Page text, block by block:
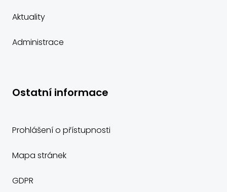
Aktuality
Administrace
Ostatní informace
Prohlášení o přístupnosti
Mapa stránek
GDPR